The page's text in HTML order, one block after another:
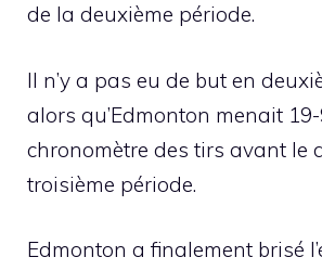
de la deuxième période.
Il n’y a pas eu de but en
alors qu’Edmonton menait
chronomètre des tirs avant le
troisième période.
Edmonton a finalement brisé